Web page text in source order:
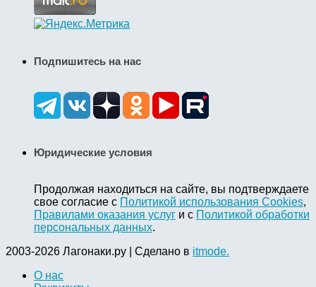
Подпишитесь на нас
Юридические условия
Продолжая находиться на сайте, вы подтверждаете
свое согласие с Политикой использования Cookies,
Правилами оказания услуг и с Политикой обработки
персональных данных.
2003-2026 Лагонаки.ру | Сделано в itmode.
О нас